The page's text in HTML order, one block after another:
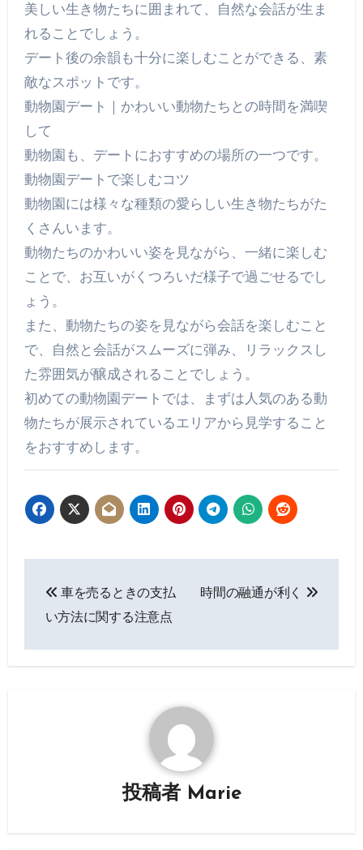
美しい生き物たちに囲まれて、自然な会話が生ま
れることでしょう。
デート後の余韻も十分に楽しむことができる、素
敵なスポットです。
動物園デート｜かわいい動物たちとの時間を満喫
して
動物園も、デートにおすすめの場所の一つです。
動物園デートで楽しむコツ
動物園には様々な種類の愛らしい生き物たちがた
くさんいます。
動物たちのかわいい姿を見ながら、一緒に楽しむ
ことで、お互いがくつろいだ様子で過ごせるでし
ょう。
また、動物たちの姿を見ながら会話を楽しむこと
で、自然と会話がスムーズに弾み、リラックスし
た雰囲気が醸成されることでしょう。
初めての動物園デートでは、まずは人気のある動
物たちが展示されているエリアから見学すること
をおすすめします。
稿
車を売るときの支払
い方法に関する注意点
時間の融通が利く
投稿者 Marie